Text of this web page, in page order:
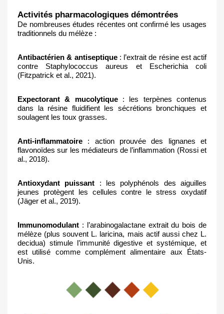
Activités pharmacologiques démontrées
De nombreuses études récentes ont confirmé les usages
traditionnels du mélèze :
Antibactérien & antiseptique : l’extrait de résine est actif
contre Staphylococcus aureus et Escherichia coli
(Fitzpatrick et al., 2021).
Expectorant & mucolytique : les terpènes contenus
dans la résine fluidifient les sécrétions bronchiques et
soulagent les toux grasses.
Anti-inflammatoire : action prouvée des lignanes et
flavonoïdes sur les médiateurs de l’inflammation (Rossi et
al., 2018).
Antioxydant puissant : les polyphénols des aiguilles
jeunes protègent les cellules contre le stress oxydatif
(Jäger et al., 2019).
Immunomodulant : l’arabinogalactane extrait du bois de
mélèze (plus souvent L. laricina, mais actif aussi chez L.
decidua) stimule l’immunité digestive et systémique, et
est utilisé comme complément alimentaire aux États-
Unis.